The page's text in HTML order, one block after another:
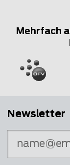
Mehrfach
Newsletter